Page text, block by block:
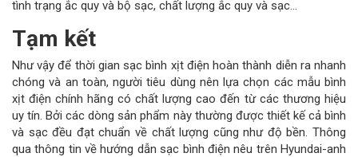
tình trạng ắc quy và bộ sạc, chất lượng ắc quy và sạc…
Tạm kết
Như vậy để thời gian sạc bình xịt điện hoàn thành diễn ra nhanh
chóng và an toàn, người tiêu dùng nên lựa chọn các mẫu bình
xịt điện chính hãng có chất lượng cao đến từ các thương hiệu
uy tín. Bởi các dòng sản phẩm này thường được thiết kế cả bình
và sạc đều đạt chuẩn về chất lượng cũng như độ bền. Thông
qua thông tin về hướng dẫn sạc bình điện nêu trên Hyundai-anh